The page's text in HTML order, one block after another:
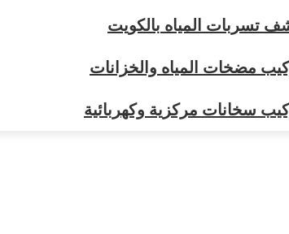
تسربات المياه بالكويت
مضخات المياه والخزانات
سخانات مركزية وكهربائية